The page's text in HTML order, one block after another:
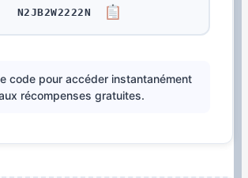
N2JB2W2222N
code pour accéder instantanément
récompenses gratuites.